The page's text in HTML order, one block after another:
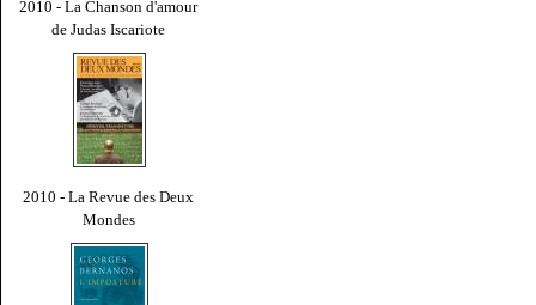
2010 - La Chanson d'amour
de Judas Iscariote
2010 - La Revue des Deux
Mondes